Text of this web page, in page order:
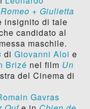
Romeo + Giulietta
insignito di tale
candidato al
maschile.
di Giovanni Aloi e
Brizé nel film Un
del Cinema di
Gavras